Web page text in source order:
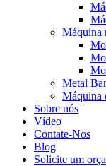
Máquina
Metal
Máquina
Sobre nós
Vídeo
Contate-Nos
Blog
Solicite um